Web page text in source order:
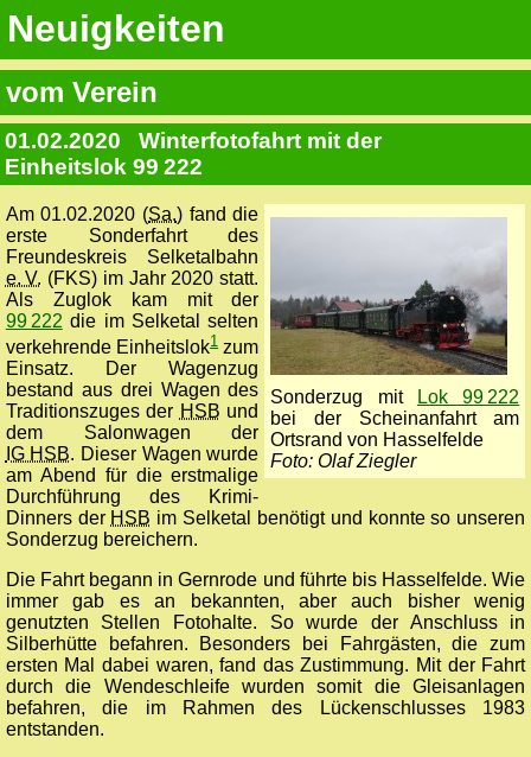
Neuigkeiten
vom Verein
01.02.2020 Winterfotofahrt mit der
Einheitslok 99 222
Sonderzug mit
Lok 99 222
bei der Scheinanfahrt am
Ortsrand von Hasselfelde
Foto: Olaf Ziegler
Am 01.02.2020 (Sa.) fand die
erste Sonderfahrt des
Freundeskreis Selketalbahn
e. V. (FKS) im Jahr 2020 statt.
Als Zuglok kam mit der
99 222 die im Selketal selten
verkehrende Einheitslok1zum
Einsatz. Der Wagenzug
bestand aus drei Wagen des
Traditionszuges der HSB und
dem Salonwagen der
IG HSB. Dieser Wagen wurde
am Abend für die erstmalige
Durchführung des Krimi-
Dinners der HSB im Selketal benötigt und konnte so unseren
Sonderzug bereichern.
Die Fahrt begann in Gernrode und führte bis Hasselfelde. Wie
immer gab es an bekannten, aber auch bisher wenig
genutzten Stellen Fotohalte. So wurde der Anschluss in
Silberhütte befahren. Besonders bei Fahrgästen, die zum
ersten Mal dabei waren, fand das Zustimmung. Mit der Fahrt
durch die Wendeschleife wurden somit die Gleisanlagen
befahren, die im Rahmen des Lückenschlusses 1983
entstanden.